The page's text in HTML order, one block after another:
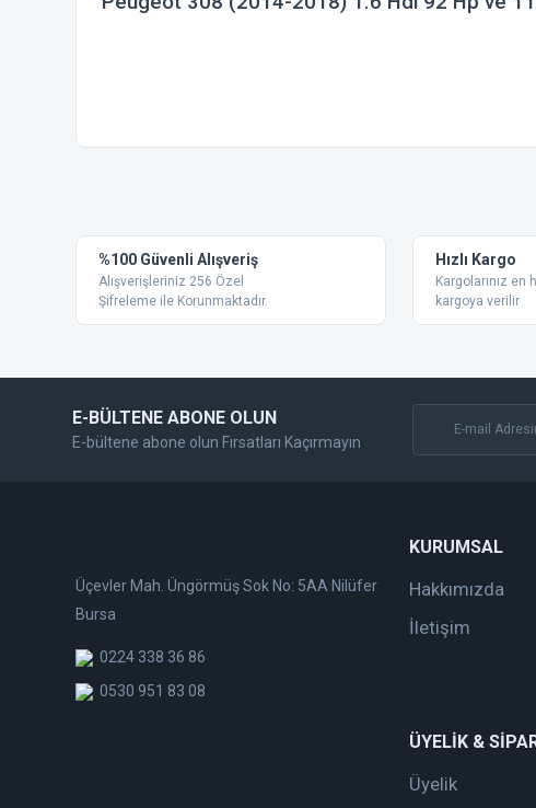
Ürün resmi kalitesiz, bozuk veya görüntülenemiyor.
Ürün açıklamasında eksik bilgiler bulunuyor.
Ürün bilgilerinde hatalar bulunuyor.
Ürün fiyatı diğer sitelerden daha pahalı.
%100 Güvenli Alışveriş
Alışverişleriniz 256 Özel
Şifreleme ile Korunmaktadır.
Hızlı Kargo
Kargolarınız en
kargoya verilir
E-BÜLTENE ABONE OLUN
E-bültene abone olun Fırsatları Kaçırmayın
Üçevler Mah. Üngörmüş Sok No: 5AA Nilüfer
Bursa
0224 338 36 86
0530 951 83 08
KURUMSAL
Hakkımızda
İletişim
ÜYELİK &
Üyelik